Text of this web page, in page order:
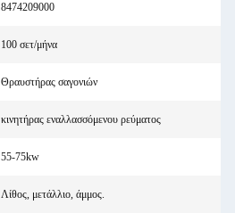
8474209000
100 σετ/μήνα
Θραυστήρας σαγονιών
κινητήρας εναλλασσόμενου ρεύματος
55-75kw
Λίθος, μετάλλιο, άμμος.